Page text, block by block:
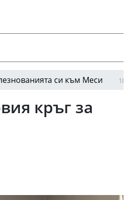
си към Меси 18:46
кръг за